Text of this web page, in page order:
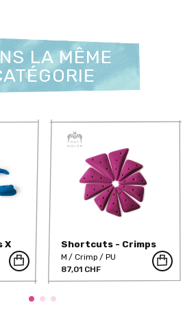
LA MÊME
X
Shortcuts - Crimps
Large
M Crimp
PU
87,01 CHF